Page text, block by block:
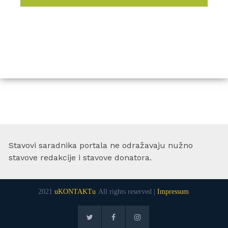
Stavovi saradnika portala ne odražavaju nužno
stavove redakcije i stavove donatora.
2021 uKONTAKTu All rights reserved | Impressum